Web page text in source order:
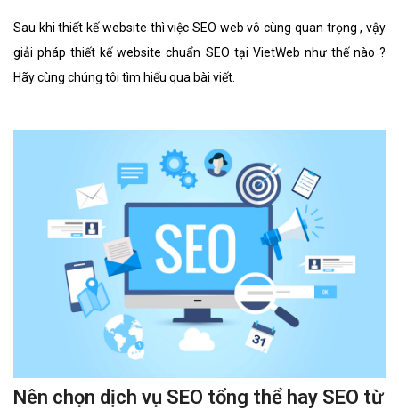
Sau khi thiết kế website thì việc SEO web vô cùng quan trọng , vậy
giải pháp thiết kế website chuẩn SEO tại VietWeb như thế nào ?
Hãy cùng chúng tôi tìm hiểu qua bài viết.
Nên chọn dịch vụ SEO tổng thể hay SEO từ